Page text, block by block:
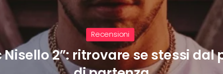
Recensioni
dire “IO” è bestemmiare senza la